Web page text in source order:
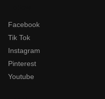
Facebook
Tik Tok
Instagram
Pinterest
Youtube